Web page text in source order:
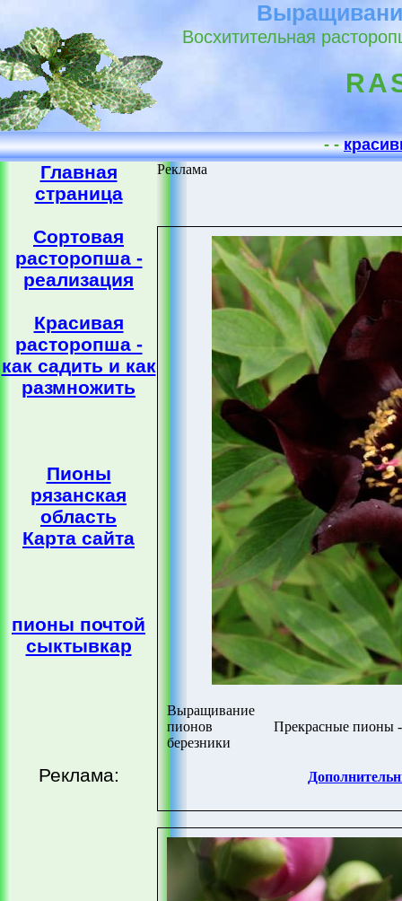
Восхитительная
- -
Главная
страница
Сортовая
расторопша -
реализация
Красивая
расторопша -
как садить и как
размножить
Пионы
рязанская
область
Карта сайта
пионы почтой
сыктывкар
Реклама:
Реклама
Выращивание
пионов
березники
Прекрасные пионы